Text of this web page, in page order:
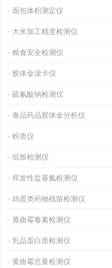
面包体积测定仪
大米加工精度检测仪
粮食安全检测仪
胶体金读卡仪
硫氰酸钠检测仪
食品药品胶体金分析仪
粉质仪
组胺检测仪
挥发性盐基氮检测仪
鸡蛋类药物残留检测仪
黄曲霉毒素检测仪
乳品蛋白质检测仪
黄曲霉总量检测仪